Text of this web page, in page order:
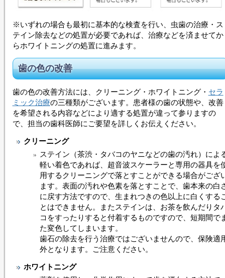
※いずれの場合も最初に基本的な検査を行い、虫歯の治療・ス
テイン除去などの処置が必要であれば、治療などを済ませてか
らホワイトニングの処置に進みます。
歯の色の改善
歯の色の改善方法には、クリーニング・ ホワイトニング・ セラ
ミック治療の三種類がございます。患者様の歯の状態や、改善
を希望される内容などにより適する処置が違って参りますの
で、担当の歯科医師にご要望を詳しくお伝えください。
クリーニング
ステイン（茶渋・タバコのヤニなどの歯の汚れ）によ
軽い着色であれば、超音波スケーラーと専用の器具を
用するクリーニングで落とすことができる場合がござ
ます。表面の汚れや色素を落とすことで、歯本来の白
に戻す方法ですので、生まれつきの色以上に白くする
とはできません。またステインは、お茶を飲んだりタ
コをすったりすると付着するものですので、短期間で
た変色してしまいます。
歯石の除去を行う治療ではございませんので、保険適
外となります。ご注意ください。
ホワイトニング